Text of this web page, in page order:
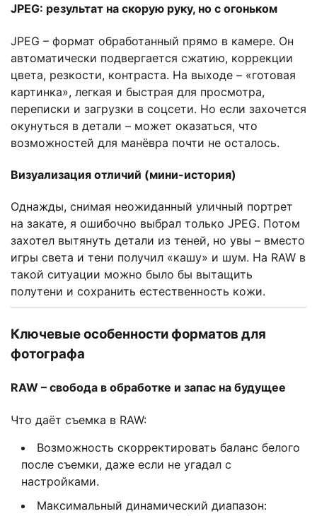
JPEG: результат на скорую руку, но с огоньком
JPEG – формат обработанный прямо в камере. Он
автоматически подвергается сжатию, коррекции
цвета, резкости, контраста. На выходе – «готовая
картинка», легкая и быстрая для просмотра,
переписки и загрузки в соцсети. Но если захочется
окунуться в детали – может оказаться, что
возможностей для манёвра почти не осталось.
Визуализация отличий (мини-история)
Однажды, снимая неожиданный уличный портрет
на закате, я ошибочно выбрал только JPEG. Потом
захотел вытянуть детали из теней, но увы – вместо
игры света и тени получил «кашу» и шум. На RAW в
такой ситуации можно было бы вытащить
полутени и сохранить естественность кожи.
Ключевые особенности форматов для
фотографа
RAW – свобода в обработке и запас на будущее
Что даёт съемка в RAW:
Возможность скорректировать баланс белого
после съемки, даже если не угадал с
настройками.
Максимальный динамический диапазон: